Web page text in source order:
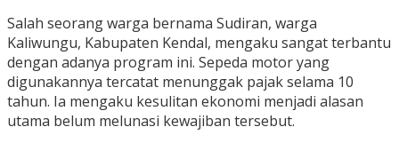
Salah seorang warga bernama Sudiran, warga
Kaliwungu, Kabupaten Kendal, mengaku sangat terbantu
dengan adanya program ini. Sepeda motor yang
digunakannya tercatat menunggak pajak selama 10
tahun. Ia mengaku kesulitan ekonomi menjadi alasan
utama belum melunasi kewajiban tersebut.